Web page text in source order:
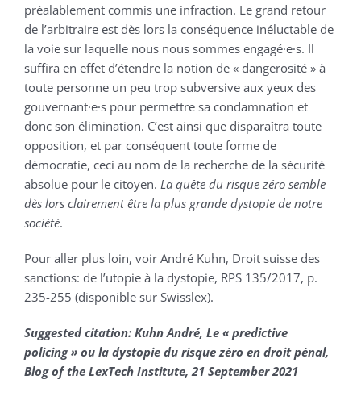
préalablement commis une infraction. Le grand retour
de l’arbitraire est dès lors la conséquence inéluctable de
la voie sur laquelle nous nous sommes engagé·e·s. Il
suffira en effet d’étendre la notion de « dangerosité » à
toute personne un peu trop subversive aux yeux des
gouvernant·e·s pour permettre sa condamnation et
donc son élimination. C’est ainsi que disparaîtra toute
opposition, et par conséquent toute forme de
démocratie, ceci au nom de la recherche de la sécurité
absolue pour le citoyen. La quête du risque zéro semble
dès lors clairement être la plus grande dystopie de notre
société.
Pour aller plus loin, voir André Kuhn, Droit suisse des
sanctions: de l’utopie à la dystopie, RPS 135/2017, p.
235-255 (disponible sur Swisslex).
Suggested citation: Kuhn André, Le « predictive
policing » ou la dystopie du risque zéro en droit pénal,
Blog of the LexTech Institute, 21 September 2021